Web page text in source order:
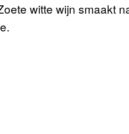
witte wijn smaakt